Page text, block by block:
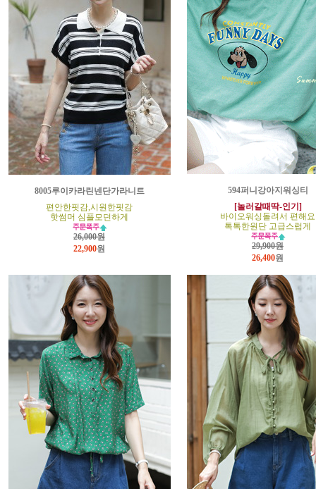
8005루이카라린넨단가라니트
편안한핏감,시원한핏감
핫썸머 심플모던하게
26,000원
22,900원
594퍼니강아지워싱티
[놀러갈때딱-인기]
바이오워싱돌려서 편해요
톡톡한원단 고급스럽게
29,900원
26,400원